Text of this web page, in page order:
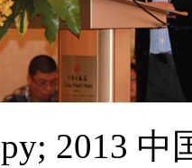
2013 中